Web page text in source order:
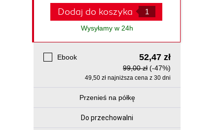
Dodaj do koszyka
Wysyłamy w 24h
Ebook 52,47 zł
99,00 zł (-47%)
49,50 zł najniższa cena z 30 dni
Przenieś na półkę
Do przechowalni